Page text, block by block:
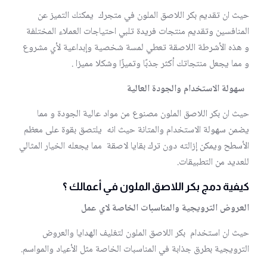
حيث ان تقديم بكر اللاصق الملون في متجرك يمكنك التميز عن
المنافسين وتقديم منتجات فريدة تلبي احتياجات العملاء المختلفة
و هذه الأشرطة اللاصقة تعطي لمسة شخصية وإبداعية لأي مشروع
و مما يجعل منتجاتك أكثر جذبًا وتميزًا وشكلا مميزا .
سهولة الاستخدام والجودة العالية
حيث ان بكر اللاصق الملون مصنوع من مواد عالية الجودة و مما
يضمن سهولة الاستخدام والمتانة حيث انه يلتصق بقوة على معظم
الأسطح ويمكن إزالته دون ترك بقايا لاصقة مما يجعله الخيار المثالي
للعديد من التطبيقات.
كيفية دمج بكر اللاصق الملون في أعمالك ؟
العروض الترويجية والمناسبات الخاصة لاي عمل
حيث ان استخدام بكر اللاصق الملون لتغليف الهدايا والعروض
الترويجية بطرق جذابة في المناسبات الخاصة مثل الأعياد والمواسم.